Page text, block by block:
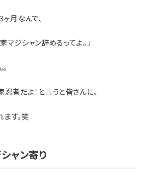
月なんで、
マジシャン辞めるってよ。」
者だよ！と言うと皆さんに、
ます。笑
ャン寄り